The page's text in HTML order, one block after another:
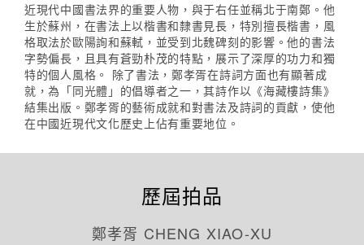
近現代中國書法界的重要人物，與于右任並稱北于南鄭。他
生於蘇州，在書法上以楷書和隸書見長，特別擅長楷書，風
格取法於歐陽詢和蘇軾，並受到北魏碑刻的影響。他的書法
字勢偏長，且具有蒼勁朴茂的特點，展示了深厚的功力和獨
特的個人風格。 除了書法，鄭孝胥在詩詞方面也有顯著成
就，為「同光體」的倡導者之一，其詩作以《海藏樓詩集》
結集出版。鄭孝胥的藝術成就和對書法及詩詞的貢獻，使他
在中國近現代文化歷史上佔有重要地位。
歷屆拍品
鄭孝胥 CHENG XIAO-XU